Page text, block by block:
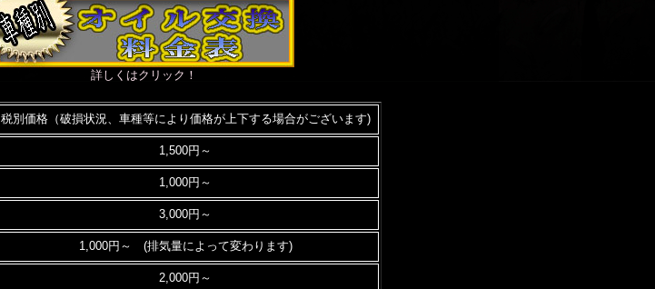
詳しくはクリック！
税別価格（破損状況、車種等により価格が上下する場合がございます)
1,500円～
1,000円～
3,000円～
1,000円～ (排気量によって変わります)
2,000円～